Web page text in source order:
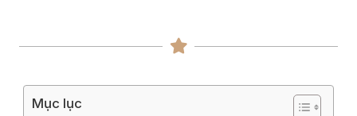
Mục lục